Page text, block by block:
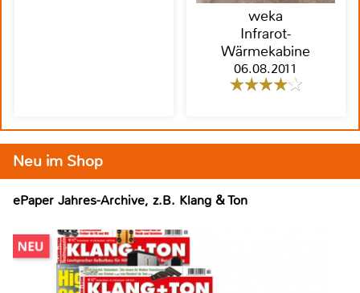
weka
Infrarot-
Wärmekabine
06.08.2011
Neu im Shop
ePaper Jahres-Archive, z.B. Klang & Ton